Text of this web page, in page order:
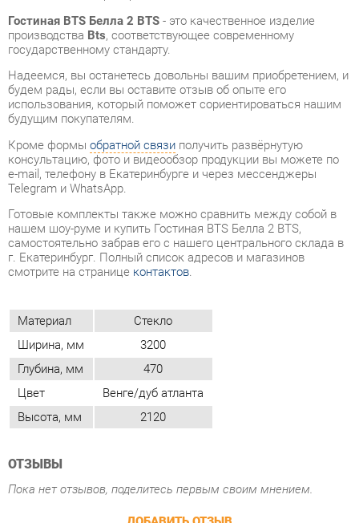
будем рады, если вы оставите отзыв об опыте его
использования, который поможет сориентироваться нашим
будущим покупателям.
Кроме формы обратной связиполучить развёрнутую
консультацию, фото и видеообзор продукции вы можете по
e-mail, телефону в Екатеринбурге и через мессенджеры
Telegram и WhatsApp.
Готовые комплекты также можно сравнить между собой в
нашем шоу-руме и купить Гостиная BTS Белла 2 BTS,
самостоятельно забрав его с нашего центрального склада в
г. Екатеринбург. Полный список адресов и магазинов
смотрите на странице
Материал Стекло
Ширина, мм
3200
Цвет
Венге/дуб атланта
Высота, мм
2120
ОТЗЫВЫ
Пока нет отзывов, поделитесь первым своим мнением.